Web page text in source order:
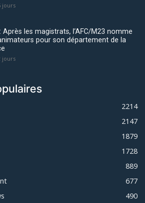
jours
: Après les magistrats, l’AFC/M23 nomme
pour son département de la
jours
2214
2147
1879
1728
889
677
490